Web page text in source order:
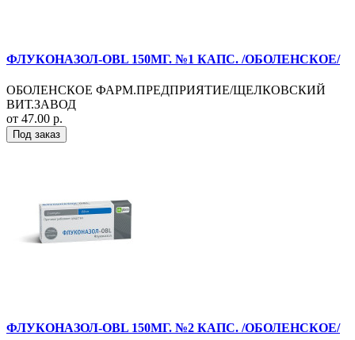
ФЛУКОНАЗОЛ-OBL 150МГ. №1 КАПС. /ОБОЛЕНСКОЕ/
ОБОЛЕНСКОЕ ФАРМ.ПРЕДПРИЯТИЕ/ЩЕЛКОВСКИЙ
ВИТ.ЗАВОД
от 47.00 р.
Под заказ
ФЛУКОНАЗОЛ-OBL 150МГ. №2 КАПС. /ОБОЛЕНСКОЕ/